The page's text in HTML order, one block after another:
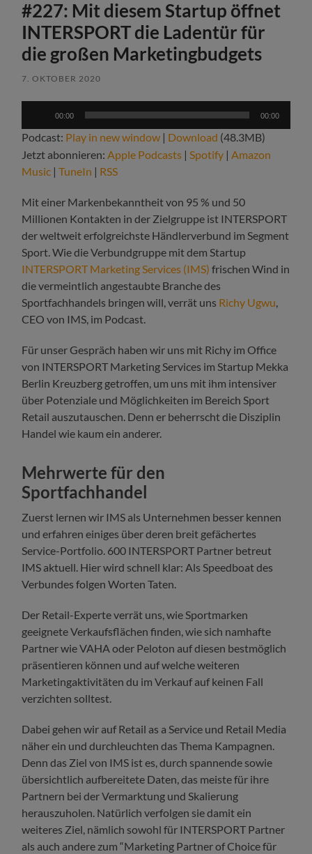
#227: Mit diesem Startup öffnet
INTERSPORT die Ladentür für
die großen Marketingbudgets
7. OKTOBER 2020
00:00 00:00
Podcast: Play in new window | Download (48.3MB)
Jetzt abonnieren:Apple Podcasts |Spotify |Amazon
Music |TuneIn | RSS
Mit einer Markenbekanntheit von 95 % und 50
Millionen Kontakten in der Zielgruppe ist INTERSPORT
der weltweit erfolgreichste Händlerverbund im Segment
Sport. Wie die Verbundgruppe mit dem Startup
INTERSPORT Marketing Services (IMS) frischen Wind in
die vermeintlich angestaubte Branche des
Sportfachhandels bringen will, verrät uns Richy Ugwu,
CEO von IMS, im Podcast.
Für unser Gespräch haben wir uns mit Richy im Office
von INTERSPORT Marketing Services im Startup Mekka
Berlin Kreuzberg getroffen, um uns mit ihm intensiver
über Potenziale und Möglichkeiten im Bereich Sport
Retail auszutauschen. Denn er beherrscht die Disziplin
Handel wie kaum ein anderer.
Mehrwerte für den
Sportfachhandel
Zuerst lernen wir IMS als Unternehmen besser kennen
und erfahren einiges über deren breit gefächertes
Service-Portfolio. 600 INTERSPORT Partner betreut
IMS aktuell. Hier wird schnell klar: Als Speedboat des
Verbundes folgen Worten Taten.
Der Retail-Experte verrät uns, wie Sportmarken
geeignete Verkaufsflächen finden, wie sich namhafte
Partner wie VAHA oder Peloton auf diesen bestmöglich
präsentieren können und auf welche weiteren
Marketingaktivitäten du im Verkauf auf keinen Fall
verzichten solltest.
Dabei gehen wir auf Retail as a Service und Retail Media
näher ein und durchleuchten das Thema Kampagnen.
Denn das Ziel von IMS ist es, durch spannende sowie
übersichtlich aufbereitete Daten, das meiste für ihre
Partnern bei der Vermarktung und Skalierung
herauszuholen. Natürlich verfolgen sie damit ein
weiteres Ziel, nämlich sowohl für INTERSPORT Partner
als auch andere zum “Marketing Partner of Choice für